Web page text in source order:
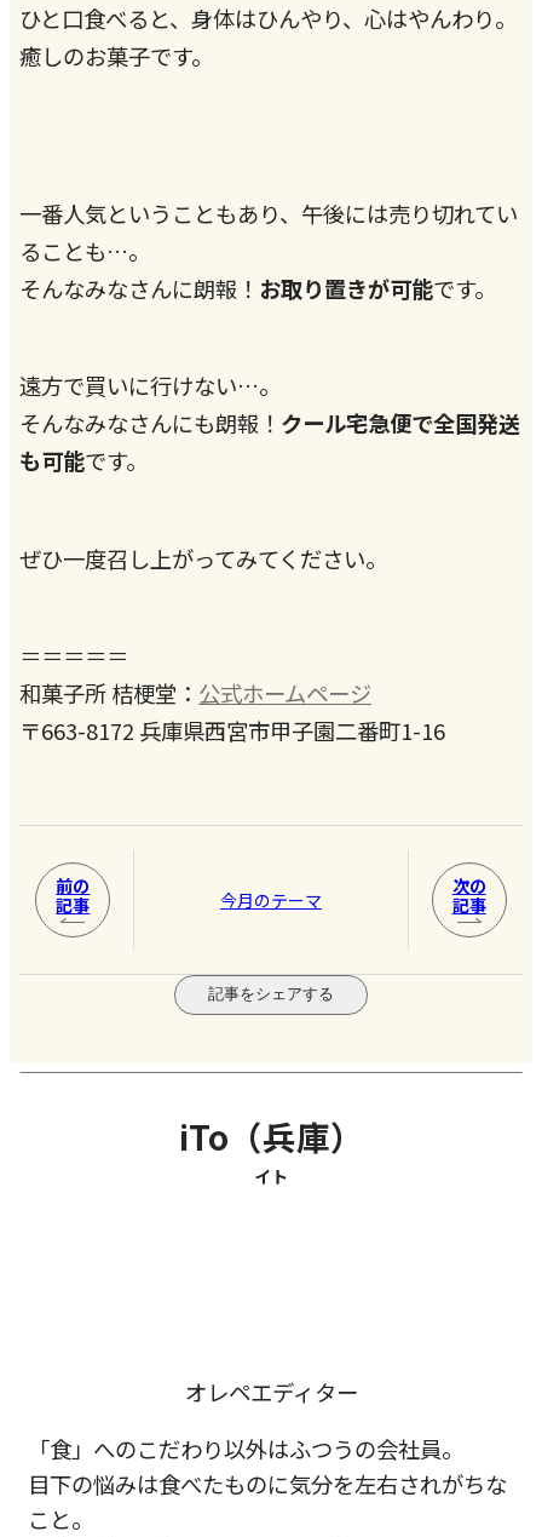
ひと口食べると、身体はひんやり、心はやんわり。
癒しのお菓子です。
一番人気ということもあり、午後には売り切れてい
ることも…。
そんなみなさんに朗報！ お取り置きが可能です。
遠方で買いに行けない…。
そんなみなさんにも朗報！ クール宅急便で全国発送
も可能です。
ぜひ一度召し上がってみてください。
＝＝＝＝＝
和菓子所 桔梗堂： 公式ホームページ
〒663-8172 兵庫県西宮市甲子園二番町1-16
前の
記事
今月のテーマ
次の
記事
記事をシェアする
iTo（兵庫）
イト
オレペエディター
「食」へのこだわり以外はふつうの会社員。
目下の悩みは食べたものに気分を左右されがちな
こと。